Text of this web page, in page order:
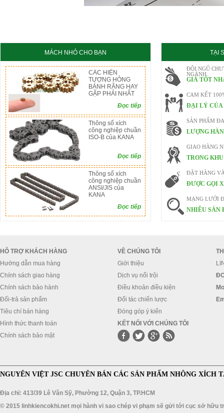
MÁCH NHỎ CHO BẠN
CÁC HIỆN
TƯỢNG HỎNG
BÁNH RĂNG HAY
GẶP PHẢI NHẤT
Đọc tiếp
Thông số xích
công nghiệp chuần
ISO-B của KANA
Đọc tiếp
Thông số xích
công nghiệp chuần
ANSI/JIS của
KANA
Đọc tiếp
TẠI
ĐỘI NGŨ
NGÀNH
GIÁ TỐT
CAM KẾT
ĐẠI LÝ CỦA
SẢN PHẨM
LƯỢNG
GIAO HÀNG
TRONG
ĐẶT HÀNG
ĐƯỢC GỌI
MẠNG LƯỚI
NHIỀU SẢN
HỖ TRỢ KHÁCH HÀNG
Hướng dẫn mua hàng
Chính sách giao hàng
Chính sách bảo hành
Đổi-trả sản phẩm
Tiêu chí bán hàng
Hình thức thanh toán
Chính sách bảo mật
VỀ CHÚNG TÔI
Giới thiệu
Dịch vụ nổi trội
Điều khoản điều kiện
Đối tác chiến lược
Đóng góp ý kiến
KẾT NỐI VỚI CHÚNG TÔI
NGUYÊN VIỆT JSC CHUYÊN BÁN CÁC SẢN PHẨM NHÔNG XÍCH
Địa chỉ: 413/39 Lê Văn Sỹ, Phường 12, Quận 3, TP.HCM
© 2015 linhkiencokhi.net mọi hành vi sao chép vi phạm sẽ gửi tới cục sở hữu